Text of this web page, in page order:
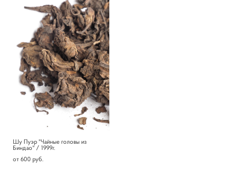
Шу Пуэр "Чайные головы из
Биндао" / 1999г.
от 600 pуб.